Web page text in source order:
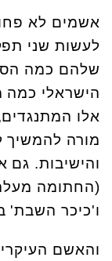
אשמים לא
לעשות שני
שלהם כמה
הישראלי
אלו
מורה להמשיך
והישיבות. גם
(החתומה
ו'כיכר השבת'
והאשם